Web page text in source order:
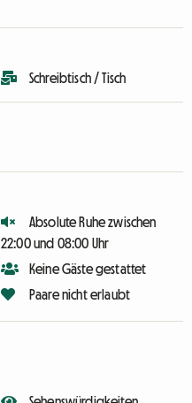
Schreibtisch / Tisch
Absolute Ruhe zwischen
22:00 und 08:00 Uhr
Keine Gäste gestattet
Paare nicht erlaubt